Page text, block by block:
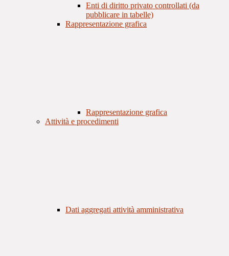
Enti di diritto privato controllati (da
pubblicare in tabelle)
Rappresentazione grafica
Rappresentazione grafica
Attività e procedimenti
Dati aggregati attività amministrativa